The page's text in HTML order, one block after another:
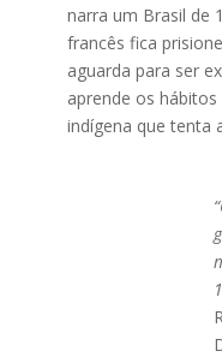
narra um Brasil de
francês fica
aguarda para ser
aprende os
indígena que tenta